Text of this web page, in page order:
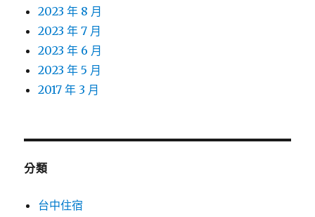
2023 年 8 月
2023 年 7 月
2023 年 6 月
2023 年 5 月
2017 年 3 月
分類
台中住宿